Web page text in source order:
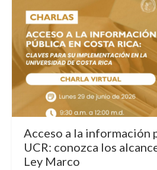
Acceso a la información
UCR: conozca los
Ley Marco